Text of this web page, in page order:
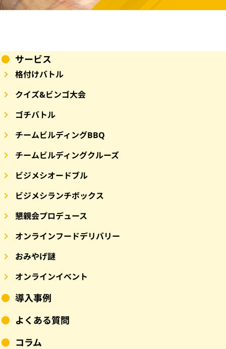
サービス
格付けバトル
クイズ&ビンゴ大会
ゴチバトル
チームビルディングBBQ
チームビルディングクルーズ
ビジメシオードブル
ビジメシランチボックス
懇親会プロデュース
オンラインフードデリバリー
おみやげ謎
オンラインイベント
導入事例
よくある質問
コラム